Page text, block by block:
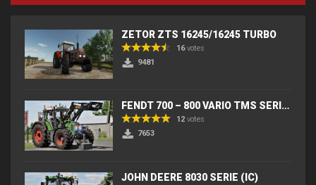
ZETOR ZTS 16245/16245 TURBO
16votes
9481
FENDT 700 – 800 VARIO TMS SERIES (IC) V2
12 votes
7653
JOHN DEERE 8030 SERIE (IC)